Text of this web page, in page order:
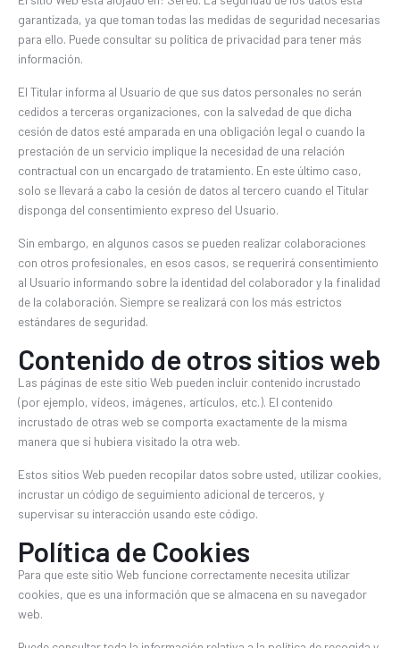
garantizada, ya que toman todas las medidas de seguridad necesarias
para ello. Puede consultar su política de privacidad para tener más
información.
El Titular informa al Usuario de que sus datos personales no serán
cedidos a terceras organizaciones, con la salvedad de que dicha
cesión de datos esté amparada en una obligación legal o cuando la
prestación de un servicio implique la necesidad de una relación
contractual con un encargado de tratamiento. En este último caso,
solo se llevará a cabo la cesión de datos al tercero cuando el Titular
disponga del consentimiento expreso del Usuario.
Sin embargo, en algunos casos se pueden realizar colaboraciones
con otros profesionales, en esos casos, se requerirá consentimiento
al Usuario informando sobre la identidad del colaborador y la finalidad
de la colaboración. Siempre se realizará con los más estrictos
estándares de seguridad.
Contenido de otros sitios web
Las páginas de este sitio Web pueden incluir contenido incrustado
(por ejemplo, vídeos, imágenes, artículos, etc.). El contenido
incrustado de otras web se comporta exactamente de la misma
manera que si hubiera visitado la otra web.
Estos sitios Web pueden recopilar datos sobre usted, utilizar cookies,
incrustar un código de seguimiento adicional de terceros, y
supervisar su interacción usando este código.
Política de Cookies
Para que este sitio Web funcione correctamente necesita utilizar
cookies, que es una información que se almacena en su navegador
web.